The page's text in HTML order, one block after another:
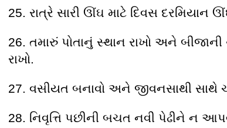
25. રાત્રે સારી ઊંઘ માટે દિવસ દરમિયાન
26. તમારું પોતાનું સ્થાન રાખો અને
રાખો.
27. વસીયત બનાવો અને જીવનસાથી સાથે
28. નિવૃત્તિ પછીની બચત નવી પેઢીને ન